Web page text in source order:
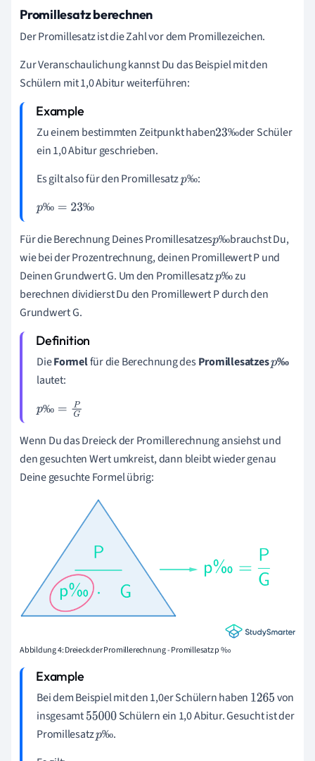
Promillesatz berechnen
Der Promillesatz ist die Zahl vor dem Promillezeichen.
Zur Veranschaulichung kannst Du das Beispiel mit den
Schülern mit 1,0 Abitur weiterführen:
Zu einem bestimmten Zeitpunkt haben ‰
23
der Schüler
ein 1,0 Abitur geschrieben.
Es gilt also für den Promillesatz
‰
p
:
‰ ‰
p‰ =23‰
Für die Berechnung Deines Promillesatzes ‰
p
‰
brauchst Du,
wie bei der Prozentrechnung, deinen Promillewert P und
Deinen Grundwert G. Um den Promillesatz ‰
p
‰
zu
berechnen dividierst Du den Promillewert P durch den
Grundwert G.
DieFormelfür die Berechnung desPromillesatzes ‰
p
lautet:
‰
p‰ =P G
Wenn Du das Dreieck der Promillerechnung ansiehst und
den gesuchten Wert umkreist, dann bleibt wieder genau
Deine gesuchte Formel übrig:
Abbildung 4: Dreieck der Promillerechnung - Promillesatz p ‰
Bei dem Beispiel mit den 1,0er Schülern haben 1265 von
insgesamt55000 Schülern ein 1,0 Abitur. Gesucht ist der
Promillesatz ‰
p
.